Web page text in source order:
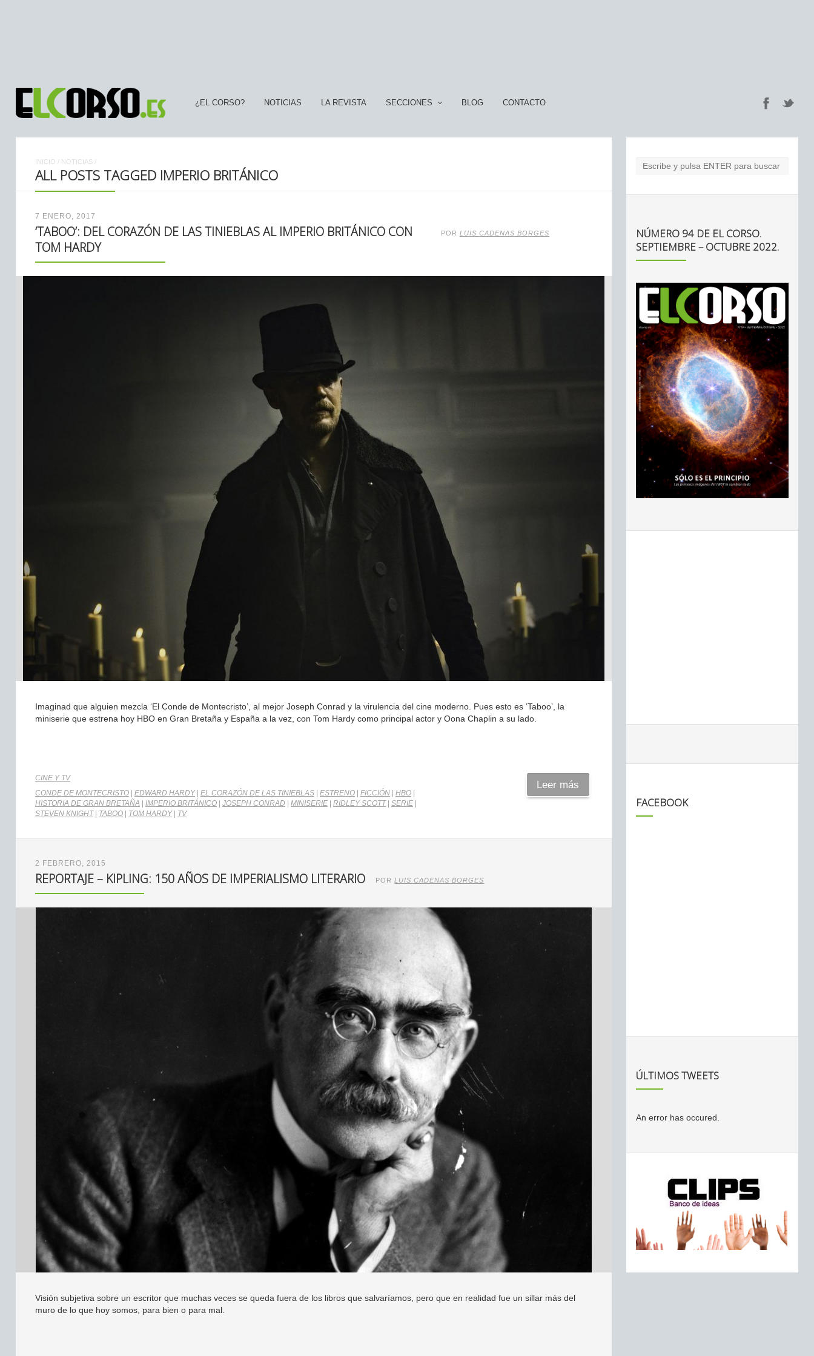
¿EL CORSO? NOTICIAS LA REVISTA SECCIONES BLOG CONTACTO
INICIO / NOTICIAS /
ALL POSTS TAGGED IMPERIO BRITÁNICO
7 ENERO, 2017
‘TABOO’: DEL CORAZÓN DE LAS TINIEBLAS AL IMPERIO BRITÁNICO CON
TOM HARDY
POR LUIS CADENAS BORGES
Imaginad que alguien mezcla ‘El Conde de Montecristo’, al mejor Joseph Conrad y la virulencia del cine moderno. Pues esto es ‘Taboo’, la
miniserie que estrena hoy HBO en Gran Bretaña y España a la vez, con Tom Hardy como principal actor y Oona Chaplin a su lado.
CINE Y TV
CONDE DE MONTECRISTO
EDWARD HARDY| EL CORAZÓN DE LAS TINIEBLAS ESTRENO FICCIÓN HBO
HISTORIA DE GRAN BRETAÑA
IMPERIO BRITÁNICO JOSEPH CONRAD MINISERIE RIDLEY SCOTT| SERIE
STEVEN KNIGHT| TABOO TOM HARDY| TV
Leer más
2 FEBRERO, 2015
REPORTAJE – KIPLING: 150 AÑOS DE IMPERIALISMO LITERARIO PORLUIS CADENAS BORGES
Visión subjetiva sobre un escritor que muchas veces se queda fuera de los libros que salvaríamos, pero que en realidad fue un sillar más del
muro de lo que hoy somos, para bien o para mal.
NÚMERO 94 DE EL CORSO.
SEPTIEMBRE – OCTUBRE 2022.
FACEBOOK
ÚLTIMOS TWEETS
An error has occured.